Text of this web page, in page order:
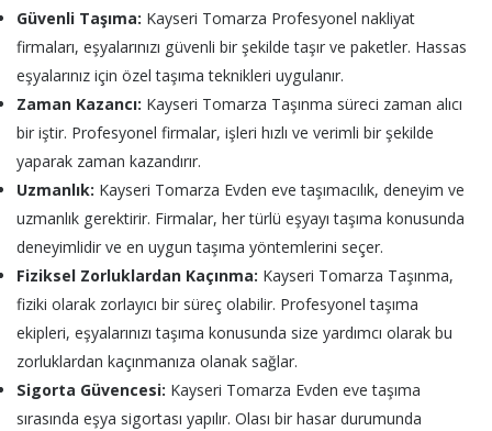
Güvenli Taşıma: Kayseri Tomarza Profesyonel nakliyat
firmaları, eşyalarınızı güvenli bir şekilde taşır ve paketler. Hassas
eşyalarınız için özel taşıma teknikleri uygulanır.
Zaman Kazancı: Kayseri Tomarza Taşınma süreci zaman alıcı
bir iştir. Profesyonel firmalar, işleri hızlı ve verimli bir şekilde
yaparak zaman kazandırır.
Uzmanlık: Kayseri Tomarza Evden eve taşımacılık, deneyim ve
uzmanlık gerektirir. Firmalar, her türlü eşyayı taşıma konusunda
deneyimlidir ve en uygun taşıma yöntemlerini seçer.
Fiziksel Zorluklardan Kaçınma: Kayseri Tomarza Taşınma,
fiziki olarak zorlayıcı bir süreç olabilir. Profesyonel taşıma
ekipleri, eşyalarınızı taşıma konusunda size yardımcı olarak bu
zorluklardan kaçınmanıza olanak sağlar.
Sigorta Güvencesi: Kayseri Tomarza Evden eve taşıma
sırasında eşya sigortası yapılır. Olası bir hasar durumunda